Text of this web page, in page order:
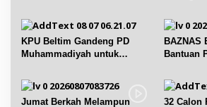
KPU Beltim Gandeng PD
Muhammadiyah untuk
BAZNAS
Bantuan
Jumat Berkah Melampun 32 Calon